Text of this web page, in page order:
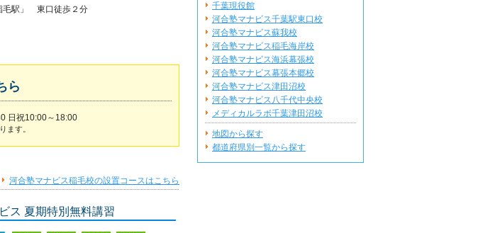
毛駅」 東口徒歩２分
ら
日祝10:00～18:00
ます。
河合塾マナビス稲毛校の設置コースはこちら
ス 夏期特別無料講習
千葉現役館
河合塾マナビス千葉駅東口校
河合塾マナビス蘇我校
河合塾マナビス稲毛海岸校
河合塾マナビス海浜幕張校
河合塾マナビス幕張本郷校
河合塾マナビス津田沼校
河合塾マナビス八千代中央校
メディカルラボ千葉津田沼校
地図から探す
都道府県別一覧から探す